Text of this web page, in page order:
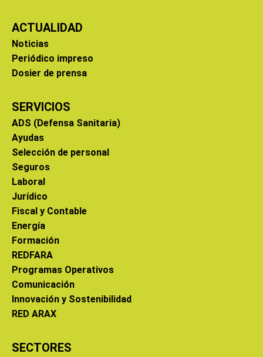
ACTUALIDAD
Noticias
Periódico impreso
Dosier de prensa
SERVICIOS
ADS (Defensa Sanitaria)
Ayudas
Selección de personal
Seguros
Laboral
Jurídico
Fiscal y Contable
Energía
Formación
REDFARA
Programas Operativos
Comunicación
Innovación y Sostenibilidad
RED ARAX
SECTORES